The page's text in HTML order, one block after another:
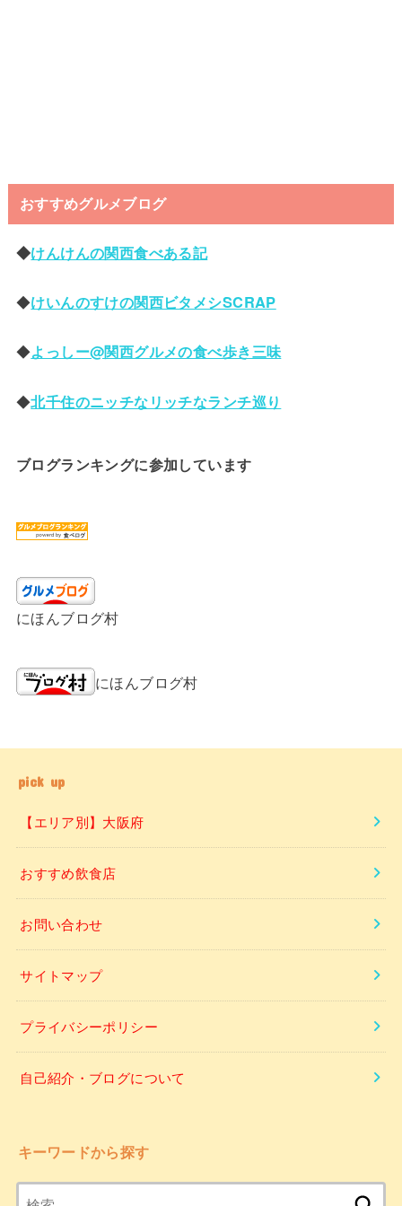
おすすめグルメブログ
◆けんけんの関西食べある記
◆けいんのすけの関西ビタメシSCRAP
◆よっしー@関西グルメの食べ歩き三味
◆北千住のニッチなリッチなランチ巡り
ブログランキングに参加しています
にほんブログ村
にほんブログ村
pick up
【エリア別】大阪府
おすすめ飲食店
お問い合わせ
サイトマップ
プライバシーポリシー
自己紹介・ブログについて
キーワードから探す